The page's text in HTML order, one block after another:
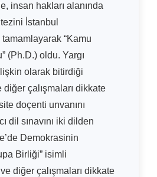
insan hakları alanında
İstanbul
“Kamu
(Ph.D.) oldu. Yargı
ilişkin olarak bitirdiği
çalışmaları dikkate
doçenti unvanını
dil sınavını iki dilden
Demokrasinin
Birliği” isimli
diğer çalışmaları dikkate